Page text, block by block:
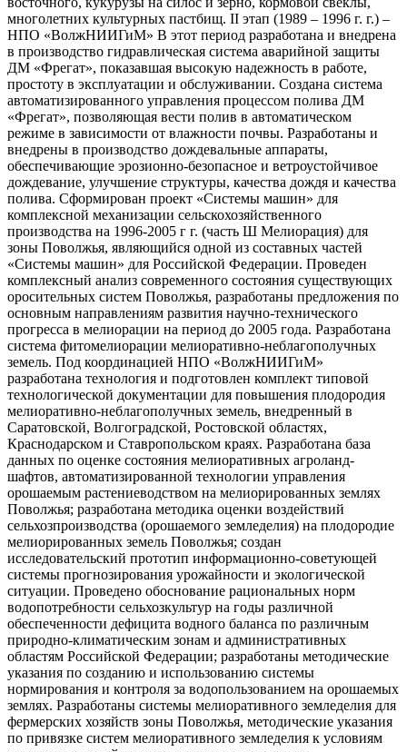
многолетних культурных пастбищ. II этап (1989 – 1996 г. г.) –
НПО «ВолжНИИГиМ» В этот период разработана и внедрена
в производство гидравлическая система аварийной защиты
ДМ «Фрегат», показавшая высокую надежность в работе,
простоту в эксплуатации и обслуживании. Создана система
автоматизированного управления процессом полива ДМ
«Фрегат», позволяющая вести полив в автоматическом
режиме в зависимости от влажности почвы. Разработаны и
внедрены в производство дождевальные аппараты,
обеспечивающие эрозионно-безопасное и ветроустойчивое
дождевание, улучшение структуры, качества дождя и качества
полива. Сформирован проект «Системы машин» для
комплексной механизации сельскохозяйственного
производства на 1996-2005 г г. (часть Ш Мелиорация) для
зоны Поволжья, являющийся одной из составных частей
«Системы машин» для Российской Федерации. Проведен
комплексный анализ современного состояния существующих
оросительных систем Поволжья, разработаны предложения по
основным направлениям развития научно-технического
прогресса в мелиорации на период до 2005 года. Разработана
система фитомелиорации мелиоративно-неблагополучных
земель. Под координацией НПО «ВолжНИИГиМ»
разработана технология и подготовлен комплект типовой
технологической документации для повышения плодородия
мелиоративно-неблагополучных земель, внедренный в
Саратовской, Волгоградской, Ростовской областях,
Краснодарском и Ставропольском краях. Разработана база
данных по оценке состояния мелиоративных агроланд-
шафтов, автоматизированной технологии управления
орошаемым растениеводством на мелиорированных землях
Поволжья; разработана методика оценки воздействий
сельхозпроизводства (орошаемого земледелия) на плодородие
мелиорированных земель Поволжья; создан
исследовательский прототип информационно-советующей
системы прогнозирования урожайности и экологической
ситуации. Проведено обоснование рациональных норм
водопотребности сельхозкультур на годы различной
обеспеченности дефицита водного баланса по различным
природно-климатическим зонам и административных
областям Российской Федерации; разработаны методические
указания по созданию и использованию системы
нормирования и контроля за водопользованием на орошаемых
землях. Разработаны системы мелиоративного земледелия для
фермерских хозяйств зоны Поволжья, методические указания
по привязке систем мелиоративного земледелия к условиям